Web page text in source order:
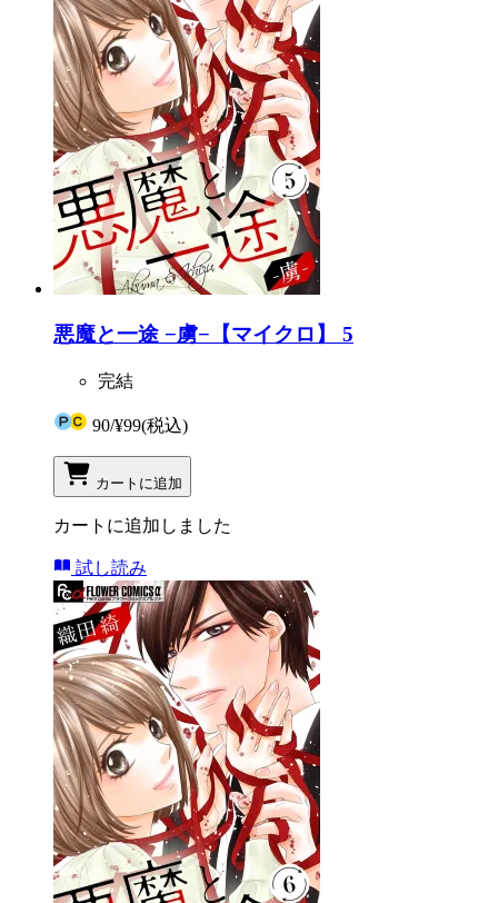
悪魔と一途 −虜−【マイクロ】 5
完結
90/¥99(税込)
カートに追加
カートに追加しました
試し読み